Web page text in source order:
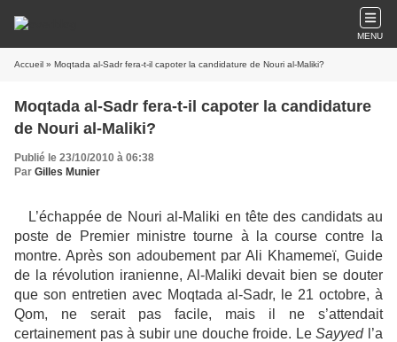
MENU
Accueil » Moqtada al-Sadr fera-t-il capoter la candidature de Nouri al-Maliki?
Moqtada al-Sadr fera-t-il capoter la candidature
de Nouri al-Maliki?
Publié le 23/10/2010 à 06:38
Par Gilles Munier
L’échappée de Nouri al-Maliki en tête des candidats au
poste de Premier ministre tourne à la course contre la
montre. Après son adoubement par Ali Khamemeï, Guide
de la révolution iranienne, Al-Maliki devait bien se douter
que son entretien avec Moqtada al-Sadr, le 21 octobre, à
Qom, ne serait pas facile, mais il ne s’attendait
certainement pas à subir une douche froide. LeSayyedl’a